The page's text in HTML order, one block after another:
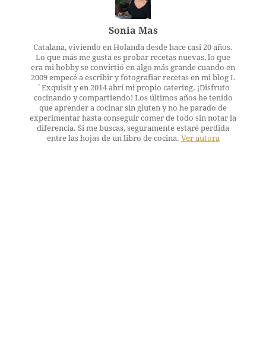
Sonia Mas
Catalana, viviendo en Holanda desde hace casi 20 años.
Lo que más me gusta es probar recetas nuevas, lo que
era mi hobby se convirtió en algo más grande cuando en
2009 empecé a escribir y fotografiar recetas en mi blog L
´Exquisit y en 2014 abrí mi propio catering. ¡Disfruto
cocinando y compartiendo! Los últimos años he tenido
que aprender a cocinar sin gluten y no he parado de
experimentar hasta conseguir comer de todo sin notar la
diferencia. Si me buscas, seguramente estaré perdida
entre las hojas de un libro de cocina. Ver autora